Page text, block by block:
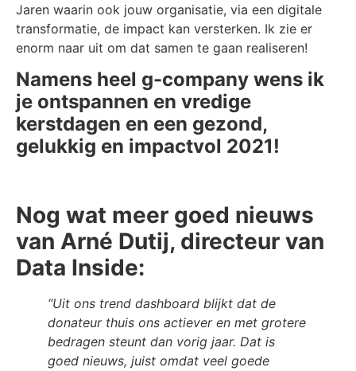
Jaren waarin ook jouw organisatie, via een digitale
transformatie, de impact kan versterken. Ik zie er
enorm naar uit om dat samen te gaan realiseren!
Namens heel g-company wens ik
je ontspannen en vredige
kerstdagen en een gezond,
gelukkig en impactvol 2021!
Nog wat meer goed nieuws
van Arné Dutij, directeur van
Data Inside:
“Uit ons trend dashboard blijkt dat de
donateur thuis ons actiever en met grotere
bedragen steunt dan vorig jaar. Dat is
goed nieuws, juist omdat veel goede